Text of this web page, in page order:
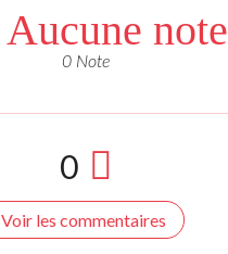
Aucune note
0 Note
0
Voir les commentaires